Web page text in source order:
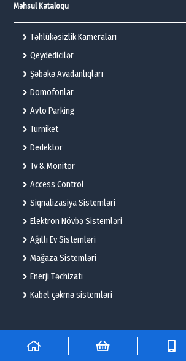
Məhsul Kataloqu
Təhlükəsizlik Kameraları
Qeydedicilər
Şəbəkə Avadanlıqları
Domofonlar
Avto Parking
Turniket
Dedektor
Tv & Monitor
Access Control
Siqnalizasiya Sistemləri
Elektron Növbə Sistemləri
Ağıllı Ev Sistemləri
Mağaza Sistemləri
Enerji Təchizatı
Kabel çəkmə sistemləri
© 2025 – Flame Technologies